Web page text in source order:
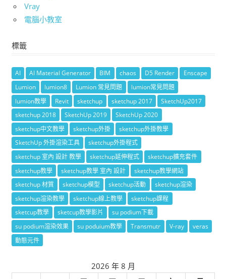
Vray
電腦小教室
標籤
AI AI Material Generator BIM chaos D5 Render
Enscape
Lumion
lumion8 Lumion 常見問題
lumion常見問題
lumion教學
Revit sketchup sketchup 2017
SketchUp2017
sketchup 2018
SketchUp 2019
SketchUp 2020
sketchup中文教學
sketchup外掛
sketchup外掛教學
SketchUp 外掛渲染工具
sketchup外掛程式
sketchup 室內 設計 教學
sketchup延伸程式
sketchup擴充套件
sketchup教學
sketchup教學 室內 設計
sketchup教學網站
sketchup 材質
sketchup模型 sketchup活動
sketchup渲染
sketchup渲染教學
sketchup線上教學
sketchup課程
sketcup教學
sketcup教學影片
su podium下載
su podium渲染效果
su poduium教學 Transmutr V-ray
veras
動態元件
2026 年 8 月